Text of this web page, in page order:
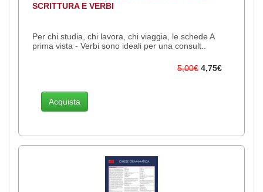
SCRITTURA E VERBI
Per chi studia, chi lavora, chi viaggia, le schede A
prima vista - Verbi sono ideali per una consult..
5,00€ 4,75€
Acquista